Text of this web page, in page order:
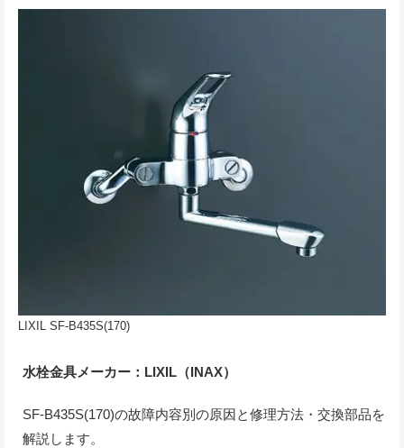
LIXIL SF-B435S(170)
水栓金具メーカー：LIXIL（INAX）
SF-B435S(170)の故障内容別の原因と修理方法・交換部品を
解説します。